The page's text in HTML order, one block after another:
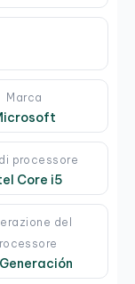
Marca
processore
Core i5
del